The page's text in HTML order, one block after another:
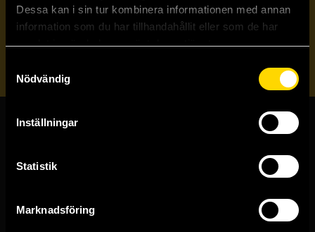
Dessa kan i sin tur kombinera informationen med annan
information som du har tillhandahållit eller som de har
samlat in när du har använt deras tjänster.
Nödvändig
Inställningar
Statistik
Marknadsföring
Veckobrevet
Stockholmsbutiken